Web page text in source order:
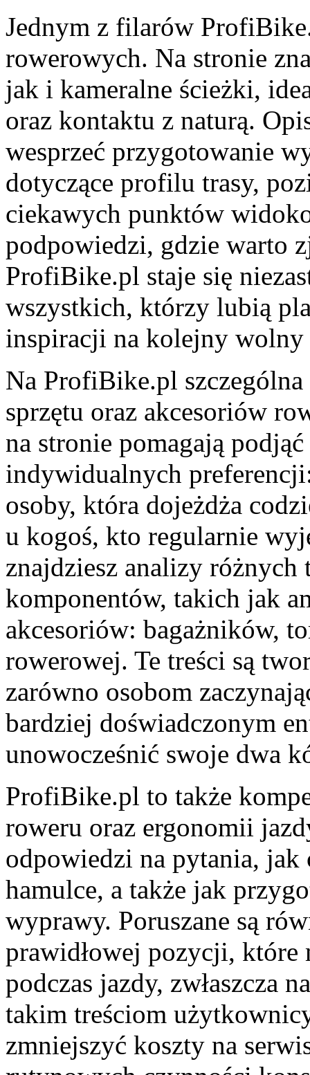
Jednym z filarów
rowerowych. Na stronie
jak i kameralne ścieżki,
oraz kontaktu z naturą.
wesprzeć przygotowanie
dotyczące profilu trasy,
ciekawych punktów
podpowiedzi, gdzie warto
ProfiBike.pl staje się
wszystkich, którzy lubią
inspiracji na kolejny wolny
Na ProfiBike.pl szczególna
sprzętu oraz akcesoriów
na stronie pomagają
indywidualnych
osoby, która dojeżdża
u kogoś, kto regularnie
znajdziesz analizy
komponentów, takich jak
akcesoriów: bagażników,
rowerowej. Te treści są
zarówno osobom
bardziej doświadczonym
unowocześnić swoje dwa
ProfiBike.pl to także
roweru oraz ergonomii
odpowiedzi na pytania, jak
hamulce, a także jak
wyprawy. Poruszane są
prawidłowej pozycji, które
podczas jazdy, zwłaszcza
takim treściom
zmniejszyć koszty na